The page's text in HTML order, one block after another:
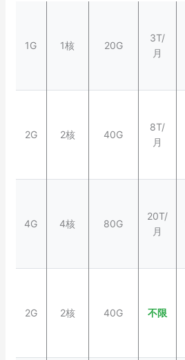
1G 1核 20G
3T/
月
2G 2核 40G
8T/
月
4G 4核 80G
20T/
月
2G 2核 40G 不限